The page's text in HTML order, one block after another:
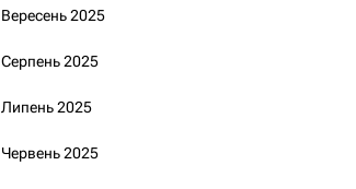
Вересень 2025
Серпень 2025
Липень 2025
Червень 2025